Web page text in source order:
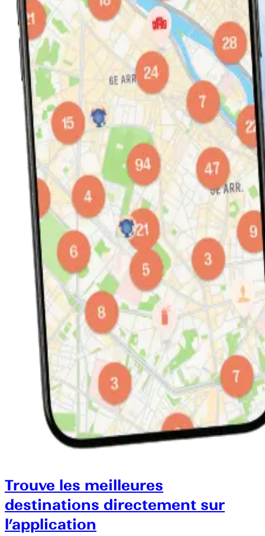
Trouve les meilleures
destinations directement sur
l’application